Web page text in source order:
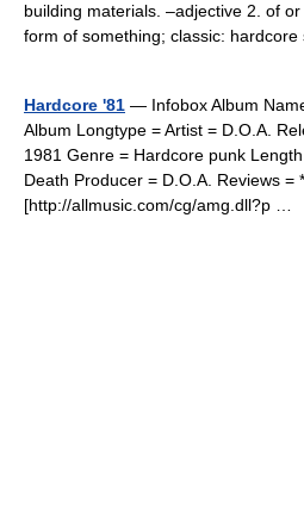
building materials. –adjective 2. of
form of something; classic:
Hardcore '81 — Infobox Album
Album Longtype = Artist = D.O.A.
1981 Genre = Hardcore punk
Death Producer = D.O.A. Reviews =
[http://allmusic.com/cg/amg.dll?p …